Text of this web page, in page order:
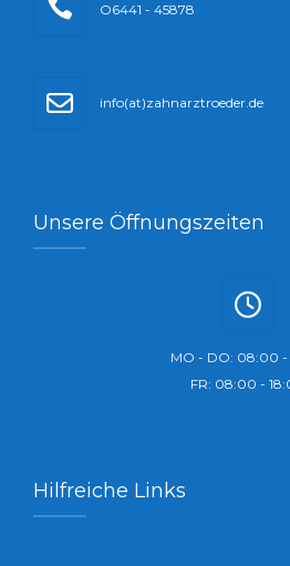
O6441 - 45878
info(at)zahnarztroeder.de
Unsere Öffnungszeiten
MO - DO: 08:00 -
FR: 08:00 -
Hilfreiche Links